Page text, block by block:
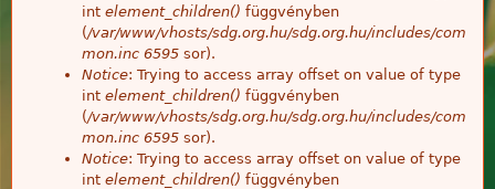
int element_children() függvényben
(/var/www/vhosts/sdg.org.hu/sdg.org.hu/includes/com
mon.inc 6595 sor).
Notice: Trying to access array offset on value of type
int element_children() függvényben
(/var/www/vhosts/sdg.org.hu/sdg.org.hu/includes/com
mon.inc 6595 sor).
Notice: Trying to access array offset on value of type
int element_children() függvényben